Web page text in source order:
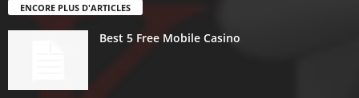
ENCORE PLUS D'ARTICLES
Best 5 Free Mobile Casino